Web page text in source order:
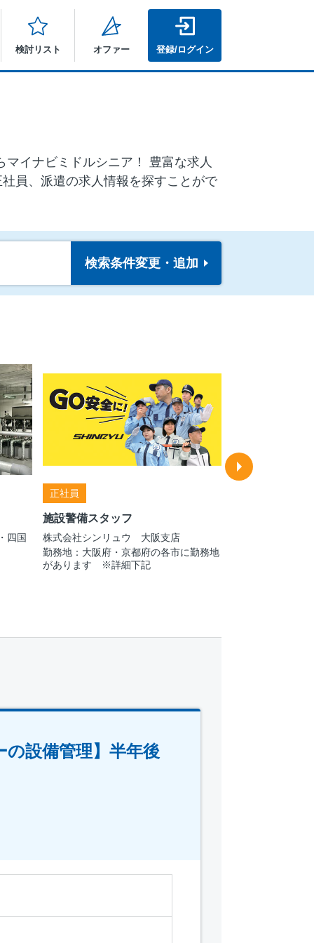
検討リスト オファー 登録/ログイン
イナビミドルシニア！ 豊富な求人
員、派遣の求人情報を探すことがで
検索条件変更・追加
四国
正社員
施設警備スタッフ
株式会社シンリュウ 大阪支店
勤務地：大阪府・京都府の各市に勤務地
があります ※詳細下記
設備管理】半年後